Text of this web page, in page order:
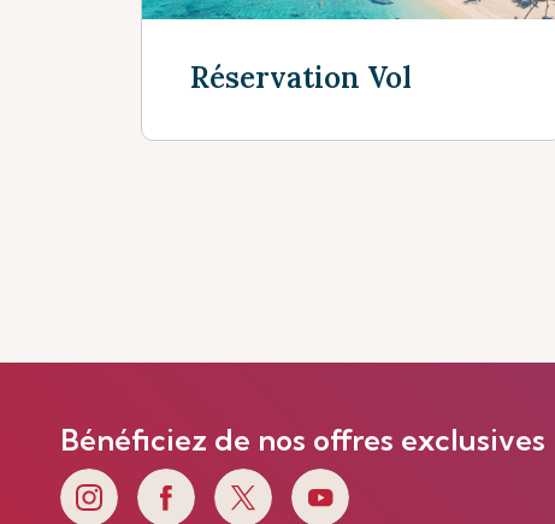
Réservation Vol
Bénéficiez de nos offres exclusives